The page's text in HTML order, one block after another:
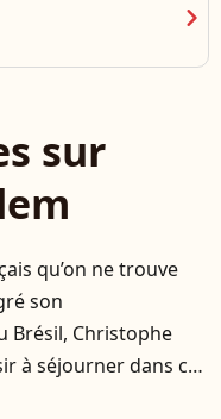
chevron_right
sur
qu’on ne trouve
son
Brésil, Christophe
à séjourner dans ce